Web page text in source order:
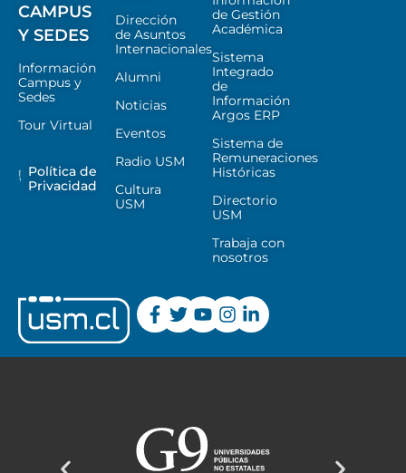
CAMPUS
Y SEDES
Información
Campus y
Sedes
Tour Virtual
Política de
Privacidad
Dirección
de Asuntos
Internacionales
Alumni
Noticias
Eventos
Radio USM
Cultura
USM
de Gestión
Académica
Sistema
Integrado
de
Información
Argos ERP
Sistema de
Remuneraciones
Históricas
Directorio
USM
Trabaja con
nosotros